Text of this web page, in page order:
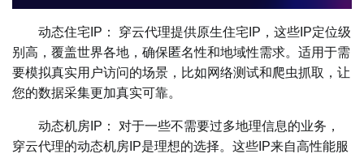
动态住宅IP： 穿云代理提供原生住宅IP，这些IP定位级
别高，覆盖世界各地，确保匿名性和地域性需求。适用于需
要模拟真实用户访问的场景，比如网络测试和爬虫抓取，让
您的数据采集更加真实可靠。
动态机房IP： 对于一些不需要过多地理信息的业务，
穿云代理的动态机房IP是理想的选择。这些IP来自高性能服